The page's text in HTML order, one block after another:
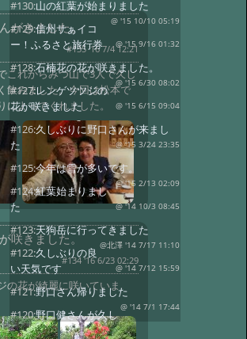
がきました。
#135 '16 7/4 12:21
これからみつ山で3人で久し
飲みました。今回は松本で
よってくれました。
咲きました。
#134 '16 6/23 02:29
の花が綺麗に咲いていま
#130:山の紅葉が始まりました
@ '15 10/10 05:19
#129:信州サぁイコ
ー！ふるさと旅行券
@ '15 9/16 01:32
#128:石楠花の花が咲きました。
@ '15 6/30 08:02
#127:レンゲツツジの
花が咲きました
@ '15 6/15 09:04
#126:久しぶりに野口さんが来まし
た
@ '15 3/24 23:35
#125:今年は雪が多いです。
@ '15 2/13 02:09
#124:紅葉始まりまし
た
@ '14 10/3 08:45
#123:天狗岳に行ってきました
@北澤 '14 7/17 11:10
#122:久しぶりの良
い天気です
@ '14 7/12 15:59
#121:野口さん帰りました
@ '14 7/1 17:44
#120:野口健さんが久し
ぶりに来ました
@ '14 6/30 12:02